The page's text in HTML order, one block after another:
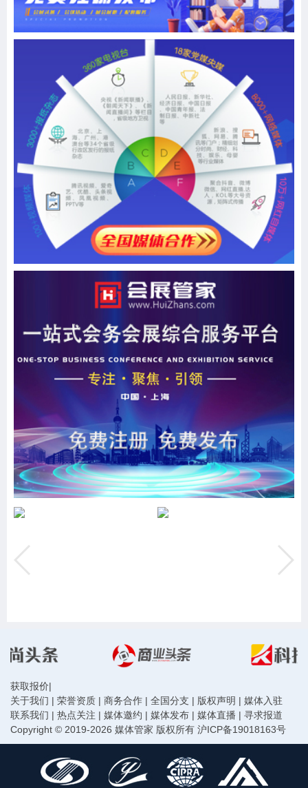
获取报价|
关于我们 | 荣誉资质 | 商务合作 | 全国分支 | 版权声明 | 媒体入驻
联系我们 | 热点关注 | 媒体邀约 | 媒体发布 | 媒体直播 | 寻求报道
Copyright © 2019-2026 媒体管家 版权所有 沪ICP备19018163号